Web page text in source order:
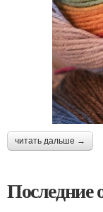
читать дальше →
Последние